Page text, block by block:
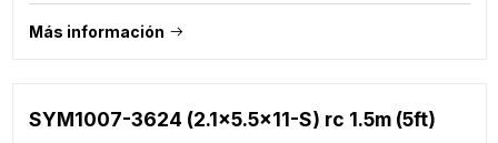
Más información
SYM1007-3624 (2.1x5.5x11-S) rc 1.5m (5ft)